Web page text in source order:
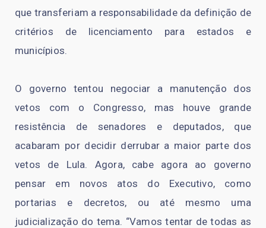
que transferiam a responsabilidade da definição de
critérios de licenciamento para estados e
municípios.
O governo tentou negociar a manutenção dos
vetos com o Congresso, mas houve grande
resistência de senadores e deputados, que
acabaram por decidir derrubar a maior parte dos
vetos de Lula. Agora, cabe agora ao governo
pensar em novos atos do Executivo, como
portarias e decretos, ou até mesmo uma
judicialização do tema. “Vamos tentar de todas as